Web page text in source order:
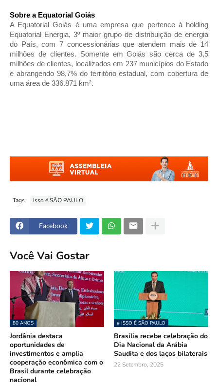
Sobre a Equatorial Goiás
A Equatorial Goiás é uma empresa que pertence à holding
Equatorial Energia, 3º maior grupo de distribuição de energia
do País, com 7 concessionárias que atendem mais de 14
milhões de clientes. Somente em Goiás são cerca de 3,5
milhões de clientes, localizados em 237 municípios do Estado
e abrangendo 98,7% do território estadual, com cobertura de
uma área de 336.871 km².
Tags Isso é SÃO PAULO
Facebook
Você Vai Gostar
80 ANOS
Jordânia destaca
oportunidades de
investimentos e amplia
cooperação econômica com o
Brasil durante celebração
nacional
# ISSO É SÃO PAULO
Brasília recebe celebração do
Dia Nacional da Arábia
Saudita e dos laços bilaterais
22 Setembro, 2025